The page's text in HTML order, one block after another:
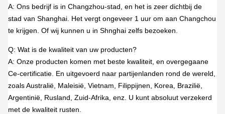
A: Ons bedrijf is in Changzhou-stad, en het is zeer dichtbij de
stad van Shanghai. Het vergt ongeveer 1 uur om aan Changchou
te krijgen. Of wij kunnen u in Shnghai zelfs bezoeken.
Q: Wat is de kwaliteit van uw producten?
A: Onze producten komen met beste kwaliteit, en overgegaane
Ce-certificatie. En uitgevoerd naar partijenlanden rond de wereld,
zoals Australië, Maleisië, Vietnam, Filippijnen, Korea, Brazilië,
Argentinië, Rusland, Zuid-Afrika, enz. U kunt absoluut verzekerd
met de kwaliteit rusten.